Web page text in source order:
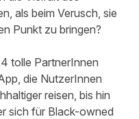
als beim Verusch, sie
Punkt zu bringen?
tolle PartnerInnen
die NutzerInnen
reisen, bis hin
sich für Black-owned